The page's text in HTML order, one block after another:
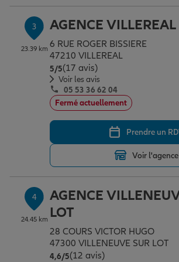
Garantie des accidents de la vie
Assurance scolaire
Protection juridique
Retraite
Tous nos devis d'assurance
3
23.39 km
AGENCE VILLEREAL
6 RUE ROGER BISSIERE
47210 VILLEREAL
5/5Note de 5 sur 5
(17 avis)
Voir les avis
05 53 36 62 04
Fermé actuellement
Prendre un
Voir l'agence
4
24.45 km
AGENCE
LOT
28 COURS VICTOR HUGO
47300 VILLENEUVE SUR LOT
4,6/5Note de 4.6 sur 5
(12 avis)